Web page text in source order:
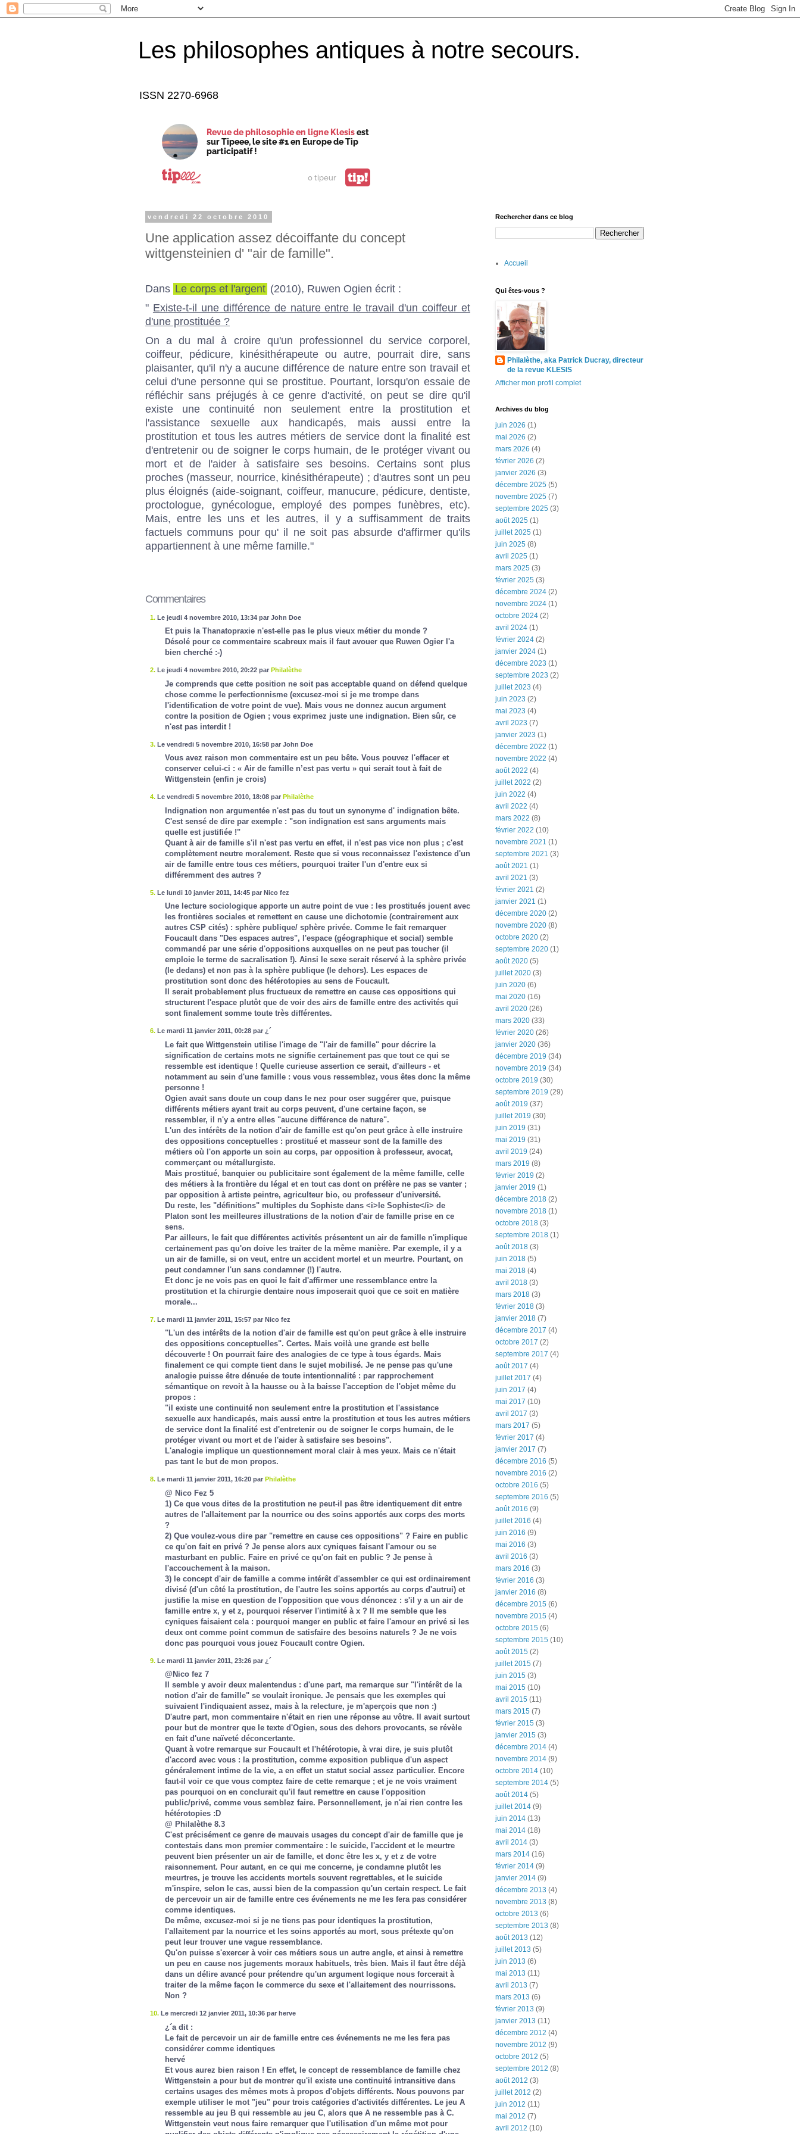
Les philosophes antiques à notre secours.
ISSN 2270-6968
Revue de philosophie en ligne Klesisest
sur Tipeee, le site #1 en Europe de Tip
participatif !
0 tipeur tip!
vendredi 22 octobre 2010
Une application assez décoiffante du concept
wittgensteinien d' "air de famille".
Dans Le corps et l'argent (2010), Ruwen Ogien écrit :
" Existe-t-il une différence de nature entre le travail d'un coiffeur et
d'une prostituée ?
On a du mal à croire qu'un professionnel du service corporel,
coiffeur, pédicure, kinésithérapeute ou autre, pourrait dire, sans
plaisanter, qu'il n'y a aucune différence de nature entre son travail et
celui d'une personne qui se prostitue. Pourtant, lorsqu'on essaie de
réfléchir sans préjugés à ce genre d'activité, on peut se dire qu'il
existe une continuité non seulement entre la prostitution et
l'assistance sexuelle aux handicapés, mais aussi entre la
prostitution et tous les autres métiers de service dont la finalité est
d'entretenir ou de soigner le corps humain, de le protéger vivant ou
mort et de l'aider à satisfaire ses besoins. Certains sont plus
proches (masseur, nourrice, kinésithérapeute) ; d'autres sont un peu
plus éloignés (aide-soignant, coiffeur, manucure, pédicure, dentiste,
proctologue, gynécologue, employé des pompes funèbres, etc).
Mais, entre les uns et les autres, il y a suffisamment de traits
factuels communs pour qu' il ne soit pas absurde d'affirmer qu'ils
appartiennent à une même famille."
Commentaires
1. Le jeudi 4 novembre 2010, 13:34 par John Doe
Et puis la Thanatopraxie n'est-elle pas le plus vieux métier du monde ?
Désolé pour ce commentaire scabreux mais il faut avouer que Ruwen Ogier l'a
bien cherché :-)
2. Le jeudi 4 novembre 2010, 20:22 par Philalèthe
Je comprends que cette position ne soit pas acceptable quand on défend quelque
chose comme le perfectionnisme (excusez-moi si je me trompe dans
l'identification de votre point de vue). Mais vous ne donnez aucun argument
contre la position de Ogien ; vous exprimez juste une indignation. Bien sûr, ce
n'est pas interdit !
3. Le vendredi 5 novembre 2010, 16:58 par John Doe
Vous avez raison mon commentaire est un peu bête. Vous pouvez l'effacer et
conserver celui-ci : « Air de famille n’est pas vertu » qui serait tout à fait de
Wittgenstein (enfin je crois)
4. Le vendredi 5 novembre 2010, 18:08 par Philalèthe
Indignation non argumentée n'est pas du tout un synonyme d' indignation bête.
C'est sensé de dire par exemple : "son indignation est sans arguments mais
quelle est justifiée !"
Quant à air de famille s'il n'est pas vertu en effet, il n'est pas vice non plus ; c'est
complètement neutre moralement. Reste que si vous reconnaissez l'existence d'un
air de famille entre tous ces métiers, pourquoi traiter l'un d'entre eux si
différemment des autres ?
5. Le lundi 10 janvier 2011, 14:45 par Nico fez
Une lecture sociologique apporte un autre point de vue : les prostitués jouent avec
les frontières sociales et remettent en cause une dichotomie (contrairement aux
autres CSP cités) : sphère publique/ sphère privée. Comme le fait remarquer
Foucault dans "Des espaces autres", l'espace (géographique et social) semble
commandé par une série d'oppositions auxquelles on ne peut pas toucher (il
emploie le terme de sacralisation !). Ainsi le sexe serait réservé à la sphère privée
(le dedans) et non pas à la sphère publique (le dehors). Les espaces de
prostitution sont donc des hétérotopies au sens de Foucault.
Il serait probablement plus fructueux de remettre en cause ces oppositions qui
structurent l'espace plutôt que de voir des airs de famille entre des activités qui
sont finalement somme toute très différentes.
6. Le mardi 11 janvier 2011, 00:28 par ¿´
Le fait que Wittgenstein utilise l'image de "l'air de famille" pour décrire la
signification de certains mots ne signifie certainement pas que tout ce qui se
ressemble est identique ! Quelle curieuse assertion ce serait, d'ailleurs - et
notamment au sein d'une famille : vous vous ressemblez, vous êtes donc la même
personne !
Ogien avait sans doute un coup dans le nez pour oser suggérer que, puisque
différents métiers ayant trait au corps peuvent, d'une certaine façon, se
ressembler, il n'y a entre elles "aucune différence de nature".
L'un des intérêts de la notion d'air de famille est qu'on peut grâce à elle instruire
des oppositions conceptuelles : prostitué et masseur sont de la famille des
métiers où l'on apporte un soin au corps, par opposition à professeur, avocat,
commerçant ou métallurgiste.
Mais prostitué, banquier ou publicitaire sont également de la même famille, celle
des métiers à la frontière du légal et en tout cas dont on préfère ne pas se vanter ;
par opposition à artiste peintre, agriculteur bio, ou professeur d'université.
Du reste, les "définitions" multiples du Sophiste dans <i>le Sophiste</i> de
Platon sont les meilleures illustrations de la notion d'air de famille prise en ce
sens.
Par ailleurs, le fait que différentes activités présentent un air de famille n'implique
certainement pas qu'on doive les traiter de la même manière. Par exemple, il y a
un air de famille, si on veut, entre un accident mortel et un meurtre. Pourtant, on
peut condamner l'un sans condamner (!) l'autre.
Et donc je ne vois pas en quoi le fait d'affirmer une ressemblance entre la
prostitution et la chirurgie dentaire nous imposerait quoi que ce soit en matière
morale...
7. Le mardi 11 janvier 2011, 15:57 par Nico fez
"L'un des intérêts de la notion d'air de famille est qu'on peut grâce à elle instruire
des oppositions conceptuelles". Certes. Mais voilà une grande est belle
découverte ! On pourrait faire des analogies de ce type à tous égards. Mais
finalement ce qui compte tient dans le sujet mobilisé. Je ne pense pas qu'une
analogie puisse être dénuée de toute intentionnalité : par rapprochement
sémantique on revoit à la hausse ou à la baisse l'acception de l'objet même du
propos :
"il existe une continuité non seulement entre la prostitution et l'assistance
sexuelle aux handicapés, mais aussi entre la prostitution et tous les autres métiers
de service dont la finalité est d'entretenir ou de soigner le corps humain, de le
protéger vivant ou mort et de l'aider à satisfaire ses besoins".
L'analogie implique un questionnement moral clair à mes yeux. Mais ce n'était
pas tant le but de mon propos.
8. Le mardi 11 janvier 2011, 16:20 par Philalèthe
@ Nico Fez 5
1) Ce que vous dites de la prostitution ne peut-il pas être identiquement dit entre
autres de l'allaitement par la nourrice ou des soins apportés aux corps des morts
?
2) Que voulez-vous dire par "remettre en cause ces oppositions" ? Faire en public
ce qu'on fait en privé ? Je pense alors aux cyniques faisant l'amour ou se
masturbant en public. Faire en privé ce qu'on fait en public ? Je pense à
l'accouchement à la maison.
3) le concept d'air de famille a comme intérêt d'assembler ce qui est ordinairement
divisé (d'un côté la prostitution, de l'autre les soins apportés au corps d'autrui) et
justifie la mise en question de l'opposition que vous dénoncez : s'il y a un air de
famille entre x, y et z, pourquoi réserver l'intimité à x ? Il me semble que les
cyniques faisaient cela : pourquoi manger en public et faire l'amour en privé si les
deux ont comme point commun de satisfaire des besoins naturels ? Je ne vois
donc pas pourquoi vous jouez Foucault contre Ogien.
9. Le mardi 11 janvier 2011, 23:26 par ¿´
@Nico fez 7
Il semble y avoir deux malentendus : d'une part, ma remarque sur "l'intérêt de la
notion d'air de famille" se voulait ironique. Je pensais que les exemples qui
suivaient l'indiquaient assez, mais à la relecture, je m'aperçois que non :)
D'autre part, mon commentaire n'était en rien une réponse au vôtre. Il avait surtout
pour but de montrer que le texte d'Ogien, sous des dehors provocants, se révèle
en fait d'une naïveté déconcertante.
Quant à votre remarque sur Foucault et l'hétérotopie, à vrai dire, je suis plutôt
d'accord avec vous : la prostitution, comme exposition publique d'un aspect
généralement intime de la vie, a en effet un statut social assez particulier. Encore
faut-il voir ce que vous comptez faire de cette remarque ; et je ne vois vraiment
pas pourquoi on en conclurait qu'il faut remettre en cause l'opposition
public/privé, comme vous semblez faire. Personnellement, je n'ai rien contre les
hétérotopies :D
@ Philalèthe 8.3
C'est précisément ce genre de mauvais usages du concept d'air de famille que je
contestais dans mon premier commentaire : le suicide, l'accident et le meurtre
peuvent bien présenter un air de famille, et donc être les x, y et z de votre
raisonnement. Pour autant, en ce qui me concerne, je condamne plutôt les
meurtres, je trouve les accidents mortels souvent regrettables, et le suicide
m'inspire, selon le cas, aussi bien de la compassion qu'un certain respect. Le fait
de percevoir un air de famille entre ces événements ne me les fera pas considérer
comme identiques.
De même, excusez-moi si je ne tiens pas pour identiques la prostitution,
l'allaitement par la nourrice et les soins apportés au mort, sous prétexte qu'on
peut leur trouver une vague ressemblance.
Qu'on puisse s'exercer à voir ces métiers sous un autre angle, et ainsi à remettre
un peu en cause nos jugements moraux habituels, très bien. Mais il faut être déjà
dans un délire avancé pour prétendre qu'un argument logique nous forcerait à
traiter de la même façon le commerce du sexe et l'allaitement des nourrissons.
Non ?
10. Le mercredi 12 janvier 2011, 10:36 par herve
¿´a dit :
Le fait de percevoir un air de famille entre ces événements ne me les fera pas
considérer comme identiques
hervé
Et vous aurez bien raison ! En effet, le concept de ressemblance de famille chez
Wittgenstein a pour but de montrer qu'il existe une continuité intransitive dans
certains usages des mêmes mots à propos d'objets différents. Nous pouvons par
exemple utiliser le mot "jeu" pour trois catégories d'activités différentes. Le jeu A
ressemble au jeu B qui ressemble au jeu C, alors que A ne ressemble pas à C.
Wittgenstein veut nous faire remarquer que l'utilisation d'un même mot pour
Rechercher dans ce blog
Accueil
Qui êtes-vous ?
Philalèthe, aka Patrick Ducray, directeur
de la revue KLESIS
Afficher mon profil complet
Archives du blog
juin 2026 (1)
mai 2026 (2)
mars 2026 (4)
février 2026 (2)
janvier 2026 (3)
décembre 2025 (5)
novembre 2025 (7)
septembre 2025 (3)
août 2025 (1)
juillet 2025 (1)
juin 2025 (8)
avril 2025 (1)
mars 2025 (3)
février 2025 (3)
décembre 2024 (2)
novembre 2024 (1)
octobre 2024 (2)
avril 2024 (1)
février 2024 (2)
janvier 2024 (1)
décembre 2023 (1)
septembre 2023 (2)
juillet 2023 (4)
juin 2023 (2)
mai 2023 (4)
avril 2023 (7)
janvier 2023 (1)
décembre 2022 (1)
novembre 2022 (4)
août 2022 (4)
juillet 2022 (2)
juin 2022 (4)
avril 2022 (4)
mars 2022 (8)
février 2022 (10)
novembre 2021 (1)
septembre 2021 (3)
août 2021 (1)
avril 2021 (3)
février 2021 (2)
janvier 2021 (1)
décembre 2020 (2)
novembre 2020 (8)
octobre 2020 (2)
septembre 2020 (1)
août 2020 (5)
juillet 2020 (3)
juin 2020 (6)
mai 2020 (16)
avril 2020 (26)
mars 2020 (33)
février 2020 (26)
janvier 2020 (36)
décembre 2019 (34)
novembre 2019 (34)
octobre 2019 (30)
septembre 2019 (29)
août 2019 (37)
juillet 2019 (30)
juin 2019 (31)
mai 2019 (31)
avril 2019 (24)
mars 2019 (8)
février 2019 (2)
janvier 2019 (1)
décembre 2018 (2)
novembre 2018 (1)
octobre 2018 (3)
septembre 2018 (1)
août 2018 (3)
juin 2018 (5)
mai 2018 (4)
avril 2018 (3)
mars 2018 (3)
février 2018 (3)
janvier 2018 (7)
décembre 2017 (4)
octobre 2017 (2)
septembre 2017 (4)
août 2017 (4)
juillet 2017 (4)
juin 2017 (4)
mai 2017 (10)
avril 2017 (3)
mars 2017 (5)
février 2017 (4)
janvier 2017 (7)
décembre 2016 (5)
novembre 2016 (2)
octobre 2016 (5)
septembre 2016 (5)
août 2016 (9)
juillet 2016 (4)
juin 2016 (9)
mai 2016 (3)
avril 2016 (3)
mars 2016 (3)
février 2016 (3)
janvier 2016 (8)
décembre 2015 (6)
novembre 2015 (4)
octobre 2015 (6)
septembre 2015 (10)
août 2015 (2)
juillet 2015 (7)
juin 2015 (3)
mai 2015 (10)
avril 2015 (11)
mars 2015 (7)
février 2015 (3)
janvier 2015 (3)
décembre 2014 (4)
novembre 2014 (9)
octobre 2014 (10)
septembre 2014 (5)
août 2014 (5)
juillet 2014 (9)
juin 2014 (13)
mai 2014 (18)
avril 2014 (3)
mars 2014 (16)
février 2014 (9)
janvier 2014 (9)
décembre 2013 (4)
novembre 2013 (8)
octobre 2013 (6)
septembre 2013 (8)
août 2013 (12)
juillet 2013 (5)
juin 2013 (6)
mai 2013 (11)
avril 2013 (7)
mars 2013 (6)
février 2013 (9)
janvier 2013 (11)
décembre 2012 (4)
novembre 2012 (9)
octobre 2012 (5)
septembre 2012 (8)
août 2012 (3)
juillet 2012 (2)
juin 2012 (11)
mai 2012 (7)
avril 2012 (10)